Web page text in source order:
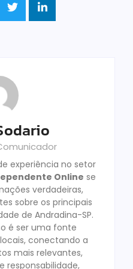
experiência no setor
Online se
verdadeiras,
sobre os principais
de Andradina-SP.
é ser uma fonte
conectando a
mais relevantes,
responsabilidade,